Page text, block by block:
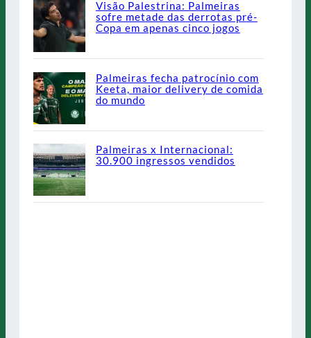
Visão Palestrina: Palmeiras
sofre metade das derrotas pré-
Copa em apenas cinco jogos
Palmeiras fecha patrocínio com
Keeta, maior delivery de comida
do mundo
Palmeiras x Internacional:
30.900 ingressos vendidos